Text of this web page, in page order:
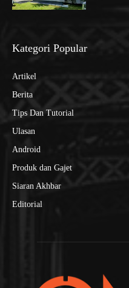
Kategori Popular
Artikel
Berita
Tips Dan Tutorial
Ulasan
Android
Produk dan Gajet
Siaran Akhbar
Editorial